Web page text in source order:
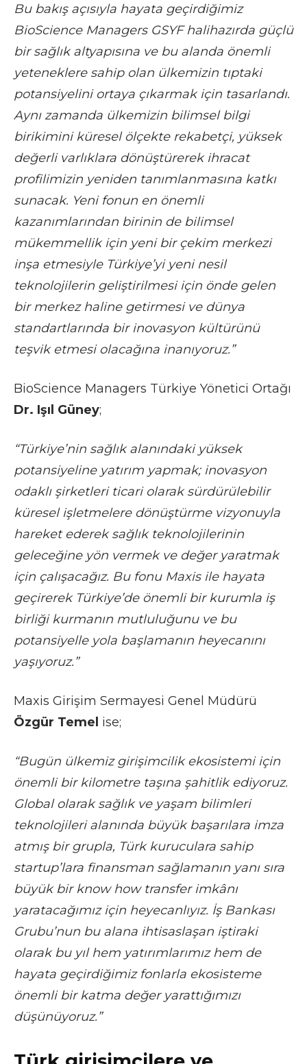
Bu bakış açısıyla hayata geçirdiğimiz
BioScience Managers GSYF halihazırda güçlü
bir sağlık altyapısına ve bu alanda önemli
yeteneklere sahip olan ülkemizin tıptaki
potansiyelini ortaya çıkarmak için tasarlandı.
Aynı zamanda ülkemizin bilimsel bilgi
birikimini küresel ölçekte rekabetçi, yüksek
değerli varlıklara dönüştürerek ihracat
profilimizin yeniden tanımlanmasına katkı
sunacak. Yeni fonun en önemli
kazanımlarından birinin de bilimsel
mükemmellik için yeni bir çekim merkezi
inşa etmesiyle Türkiye’yi yeni nesil
teknolojilerin geliştirilmesi için önde gelen
bir merkez haline getirmesi ve dünya
standartlarında bir inovasyon kültürünü
teşvik etmesi olacağına inanıyoruz.”
BioScience Managers Türkiye Yönetici Ortağı
Dr. Işıl Güney;
“Türkiye’nin sağlık alanındaki yüksek
potansiyeline yatırım yapmak; inovasyon
odaklı şirketleri ticari olarak sürdürülebilir
küresel işletmelere dönüştürme vizyonuyla
hareket ederek sağlık teknolojilerinin
geleceğine yön vermek ve değer yaratmak
için çalışacağız. Bu fonu Maxis ile hayata
geçirerek Türkiye’de önemli bir kurumla iş
birliği kurmanın mutluluğunu ve bu
potansiyelle yola başlamanın heyecanını
yaşıyoruz.”
Maxis Girişim Sermayesi Genel Müdürü
Özgür Temel ise;
“Bugün ülkemiz girişimcilik ekosistemi için
önemli bir kilometre taşına şahitlik ediyoruz.
Global olarak sağlık ve yaşam bilimleri
teknolojileri alanında büyük başarılara imza
atmış bir grupla, Türk kuruculara sahip
startup’lara finansman sağlamanın yanı sıra
büyük bir know how transfer imkânı
yaratacağımız için heyecanlıyız. İş Bankası
Grubu’nun bu alana ihtisaslaşan iştiraki
olarak bu yıl hem yatırımlarımız hem de
hayata geçirdiğimiz fonlarla ekosisteme
önemli bir katma değer yarattığımızı
düşünüyoruz.”